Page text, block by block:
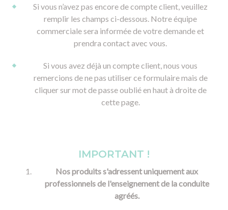
Si vous n’avez pas encore de compte client, veuillez
remplir les champs ci-dessous. Notre équipe
commerciale sera informée de votre demande et
prendra contact avec vous.
Si vous avez déjà un compte client, nous vous
remercions de ne pas utiliser ce formulaire mais de
cliquer sur mot de passe oublié en haut à droite de
cette page.
IMPORTANT !
Nos produits s'adressent uniquement aux
professionnels de l'enseignement de la conduite
agréés.